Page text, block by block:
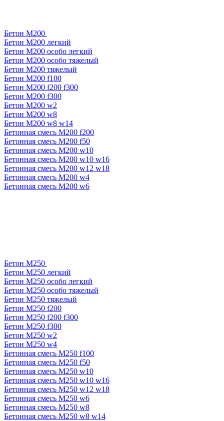
Бетон М200
Бетон М200 легкий
Бетон М200 особо легкий
Бетон М200 особо тяжелый
Бетон М200 тяжелый
Бетон М200 f100
Бетон М200 f200 f300
Бетон М200 f300
Бетон М200 w2
Бетон М200 w8
Бетон М200 w8 w14
Бетонная смесь М200 f200
Бетонная смесь М200 f50
Бетонная смесь М200 w10
Бетонная смесь М200 w10 w16
Бетонная смесь М200 w12 w18
Бетонная смесь М200 w4
Бетонная смесь М200 w6
Бетон М250
Бетон М250 легкий
Бетон М250 особо легкий
Бетон М250 особо тяжелый
Бетон М250 тяжелый
Бетон М250 f200
Бетон М250 f200 f300
Бетон М250 f300
Бетон М250 w2
Бетон М250 w4
Бетонная смесь М250 f100
Бетонная смесь М250 f50
Бетонная смесь М250 w10
Бетонная смесь М250 w10 w16
Бетонная смесь М250 w12 w18
Бетонная смесь М250 w6
Бетонная смесь М250 w8
Бетонная смесь М250 w8 w14